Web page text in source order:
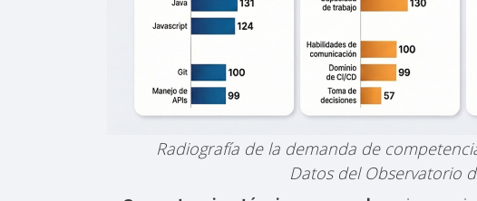
Radiografía de la demanda de
Datos del Observatorio